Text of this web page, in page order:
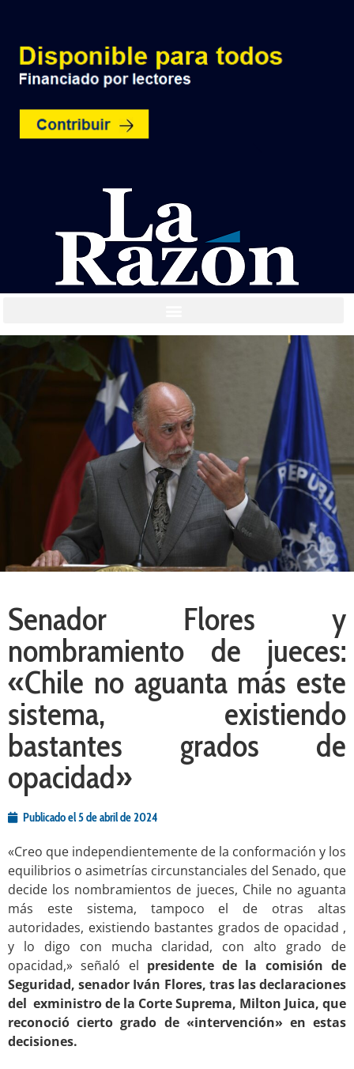
Senador Flores y
nombramiento de jueces:
«Chile no aguanta más este
sistema, existiendo
bastantes grados de
opacidad»
Publicado el5 de abril de 2024
«Creo que independientemente de la conformación y los
equilibrios o asimetrías circunstanciales del Senado, que
decide los nombramientos de jueces, Chile no aguanta
más este sistema, tampoco el de otras altas
autoridades, existiendo bastantes grados de opacidad ,
y lo digo con mucha claridad, con alto grado de
opacidad,» señaló el presidente de la comisión de
Seguridad, senador Iván Flores, tras las declaraciones
del exministro de la Corte Suprema, Milton Juica, que
reconoció cierto grado de «intervención» en estas
decisiones.